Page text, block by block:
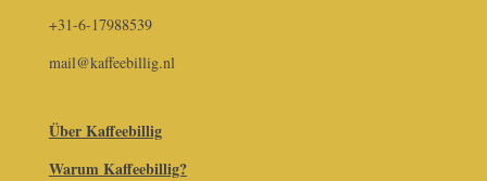
+31-6-17988539
mail@kaffeebillig.nl
Über Kaffeebillig
Warum Kaffeebillig?